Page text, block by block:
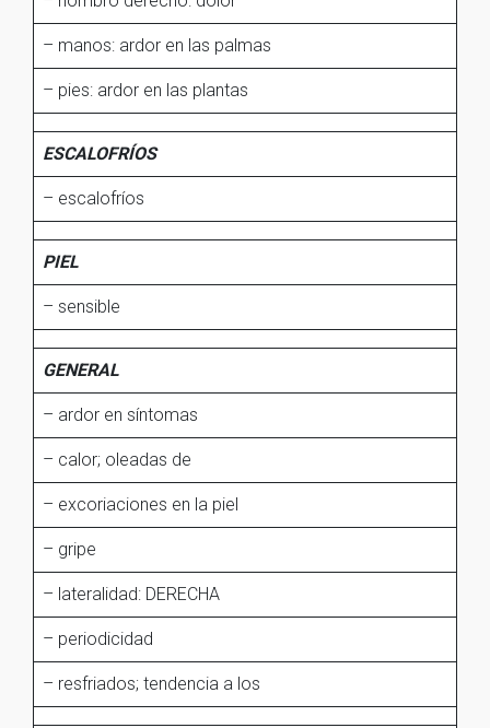
– manos: ardor en las palmas
– pies: ardor en las plantas
ESCALOFRÍOS
– escalofríos
PIEL
– sensible
GENERAL
– ardor en síntomas
– calor; oleadas de
– excoriaciones en la piel
– gripe
– lateralidad: DERECHA
– periodicidad
– resfriados; tendencia a los